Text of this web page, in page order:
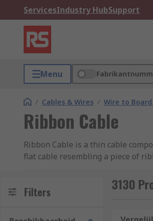
ServicesIndustry HubSupport
Menu
/ Cables & Wires / Wire to Board
Ribbon Cable
Ribbon Cable is a thin cable
flat cable resembling a piece of
Types of Ribbon Cable
Filters 3130